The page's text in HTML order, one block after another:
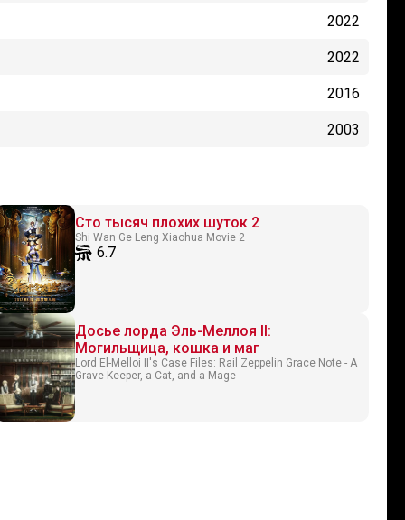
2022
2022
2016
2003
Сто тысяч плохих шуток 2
Shi Wan Ge Leng Xiaohua Movie 2
6.7
Досье лорда Эль-Меллоя II:
Могильщица, кошка и маг
Lord El-Melloi II's Case Files: Rail Zeppelin Grace Note - A
Grave Keeper, a Cat, and a Mage